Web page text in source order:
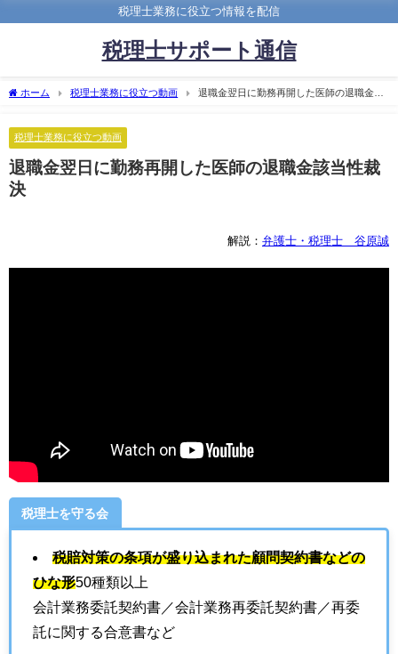
税理士業務に役立つ情報を配信
税理士サポート通信
ホーム 税理士業務に役立つ動画
退職金翌日に勤務再開した医師の退職金該
税理士業務に役立つ動画
退職金翌日に勤務再開した医師の退職金該当性裁
決
解説： 弁護士・税理士 谷原誠
税理士を守る会
税賠対策の条項が盛り込まれた顧問契約書などの
ひな形50種類以上
会計業務委託契約書／会計業務再委託契約書／再委
託に関する合意書など